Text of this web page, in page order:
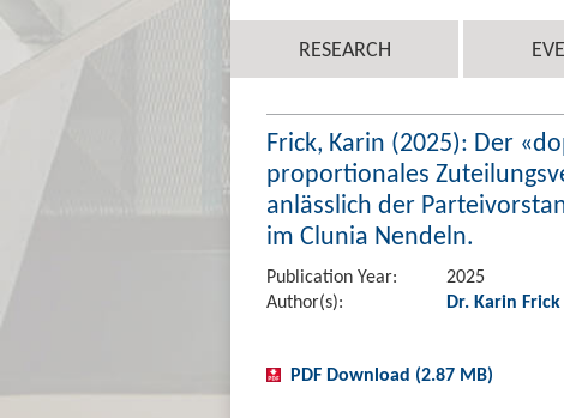
RESEARCH
Frick, Karin (2025): Der
proportionales
anlässlich der
im Clunia Nendeln.
Publication Year:
2025
Author(s):
Dr. Karin Frick
PDF Download (2.87 MB)